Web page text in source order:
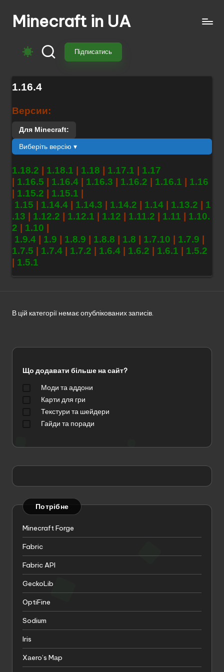
ПерейтиMinecraft in UA
свіжі
моди
Майнкрафт:
зброя,
техніка,
магія.
Завантажуй
моди
Minecraft
з
перекладом,
оновленнями
та
без
реєстрації.
Підписатись
1.16.4
Версии:
Для Minecraft:
Виберіть версію ▾
1.18.2 | 1.18.1 | 1.18 | 1.17.1 | 1.17
| 1.16.5 | 1.16.4 | 1.16.3 | 1.16.2 | 1.16.1 | 1.16
| 1.15.2 | 1.15.1 |
1.15 | 1.14.4 | 1.14.3 | 1.14.2 | 1.14 | 1.13.2 | 1
.13 | 1.12.2 | 1.12.1 | 1.12 | 1.11.2 | 1.11 | 1.10.
2 | 1.10 |
1.9.4 | 1.9 | 1.8.9 | 1.8.8 | 1.8 | 1.7.10 | 1.7.9 |
1.7.5 | 1.7.4 | 1.7.2 | 1.6.4 | 1.6.2 | 1.6.1 | 1.5.2
| 1.5.1
В цій категорії немає опублікованих записів.
Що додавати більше на сайт?
Моди та аддони
Карти для гри
Текстури та шейдери
Гайди та поради
Потрібне
Minecraft Forge
Fabric
Fabric API
GeckoLib
OptiFine
Sodium
Iris
Xаero’s Mаp